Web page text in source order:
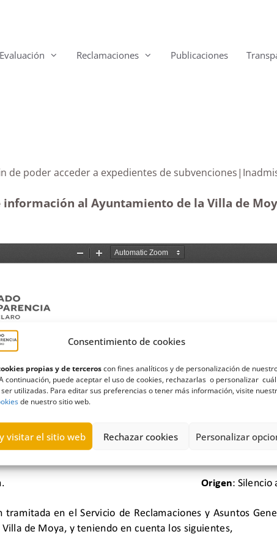
Consentimiento de cookies
propias y de terceroscon fines analíticos y de personalización de
continuación, puede aceptar el uso de cookies, rechazarlas o personalizar
utilizadas. Para editar sus preferencias o tener más información, visite
de nuestro sitio web.
visitar el sitio web Rechazar cookies Personalizar
Evaluación Reclamaciones Publicaciones
fin de poder acceder a expedientes de
al Ayuntamiento de la Villa de